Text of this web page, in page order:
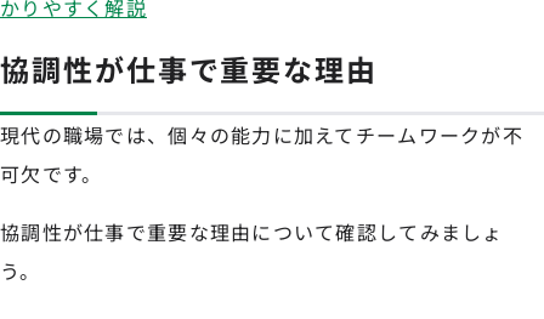
かりやすく解説
協調性が仕事で重要な理由
現代の職場では、個々の能力に加えてチームワークが不
可欠です。
協調性が仕事で重要な理由について確認してみましょ
う。